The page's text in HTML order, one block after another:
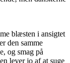
blæsten i ansigtet
den samme
og smag på
lever jo af at suge